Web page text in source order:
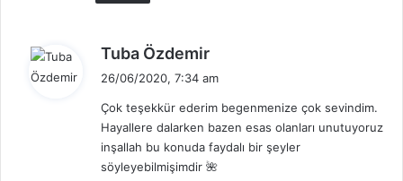
Tuba Özdemir
i
k
i
:
26/06/2020, 7:34 am
Çok teşekkür ederim begenmenize çok sevindim.
Hayallere dalarken bazen esas olanları unutuyoruz
inşallah bu konuda faydalı bir şeyler
söyleyebilmişimdir 🌺